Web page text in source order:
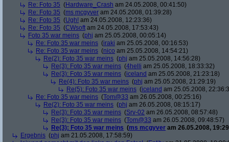
Re: Foto 35 (Hardware_Crash am 24.05.2008, 00:41:50)
Re: Foto 35 (ms mcgyver am 24.05.2008, 01:39:28)
Re: Foto 35 (Ugh! am 24.05.2008, 12:23:36)
Re: Foto 35 (CWsoft am 24.05.2008, 17:53:43)
Foto 35 war meins (phj am 25.05.2008, 00:05:14)
Re: Foto 35 war meins (iraki am 25.05.2008, 00:16:53)
Re: Foto 35 war meins (nico am 25.05.2008, 14:54:21)
Re(2): Foto 35 war meins (phj am 25.05.2008, 14:56:28)
Re(3): Foto 35 war meins (4helli am 25.05.2008, 18:33:32)
Re(3): Foto 35 war meins (iceland am 25.05.2008, 21:23:18)
Re(4): Foto 35 war meins (phj am 25.05.2008, 21:29:19)
Re(5): Foto 35 war meins (iceland am 25.05.2008,
Re: Foto 35 war meins (Tom@33 am 26.05.2008, 00:25:16)
Re(2): Foto 35 war meins (phj am 26.05.2008, 08:15:17)
Re(3): Foto 35 war meins (Srv-02 am 26.05.2008, 08:57:48)
Re(3): Foto 35 war meins (Tom@33 am 26.05.2008, 09:48:57)
Re(3): Foto 35 war meins (ms mcgyver am 26.05.2008,
Ergebnis (phj am 21.05.2008, 17:58:59)